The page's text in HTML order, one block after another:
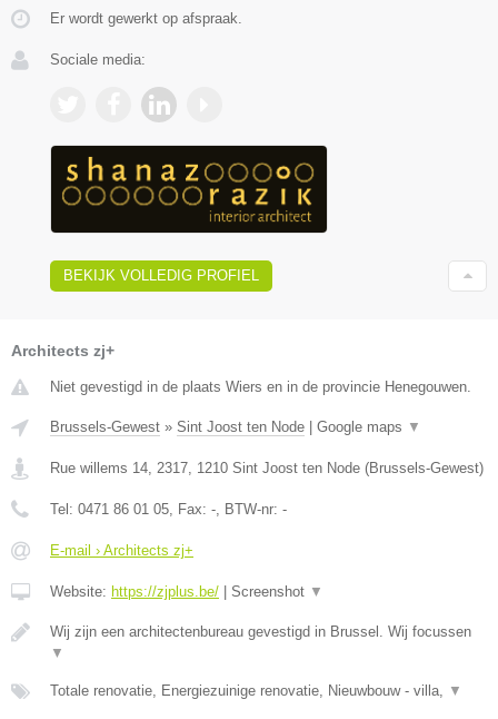
Er wordt gewerkt op afspraak.
Sociale media:
BEKIJK VOLLEDIG PROFIEL
Architects zj+
Niet gevestigd in de plaats Wiers en in de provincie Henegouwen.
Brussels-Gewest » Sint Joost ten Node Google maps ▼
Rue willems 14, 2317, 1210 Sint Joost ten Node (Brussels-Gewest)
Tel: 0471 86 01 05, Fax: -, BTW-nr: -
E-mail › Architects zj+
Website: https://zjplus.be/ Screenshot ▼
Wij zijn een architectenbureau gevestigd in Brussel. Wij focussen
▼
Totale renovatie, Energiezuinige renovatie, Nieuwbouw - villa, ▼